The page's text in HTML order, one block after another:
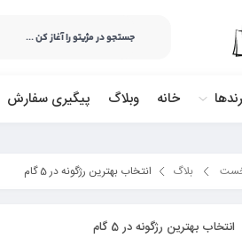
خانه وبلاگ پیگیری سفارش
بلاگ انتخاب بهترین رژگونه در 5 گام
انتخاب بهترین رژگونه در 5 گام